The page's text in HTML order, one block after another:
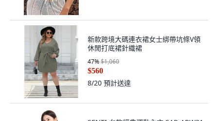
新款跨境大碼連衣裙女士綁帶坑條V領
休閒打底裙針織裙
47%$1,060
$560
8/20 預計送達